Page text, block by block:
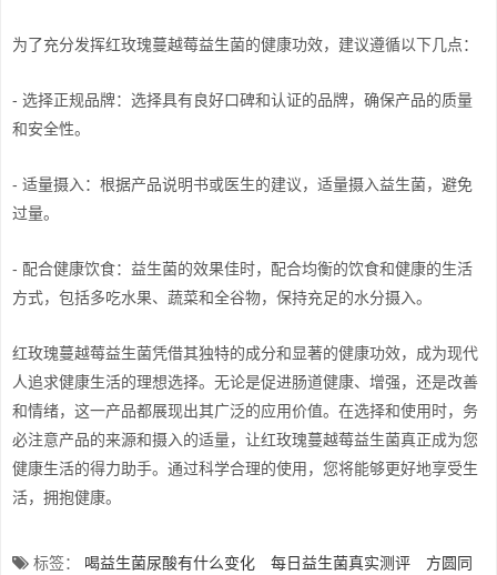
为了充分发挥红玫瑰蔓越莓益生菌的健康功效，建议遵循以下几点：
- 选择正规品牌：选择具有良好口碑和认证的品牌，确保产品的质量
和安全性。
- 适量摄入：根据产品说明书或医生的建议，适量摄入益生菌，避免
过量。
- 配合健康饮食：益生菌的效果佳时，配合均衡的饮食和健康的生活
方式，包括多吃水果、蔬菜和全谷物，保持充足的水分摄入。
红玫瑰蔓越莓益生菌凭借其独特的成分和显著的健康功效，成为现代
人追求健康生活的理想选择。无论是促进肠道健康、增强，还是改善
和情绪，这一产品都展现出其广泛的应用价值。在选择和使用时，务
必注意产品的来源和摄入的适量，让红玫瑰蔓越莓益生菌真正成为您
健康生活的得力助手。通过科学合理的使用，您将能够更好地享受生
活，拥抱健康。
标签： 喝益生菌尿酸有什么变化 每日益生菌真实测评
方圆同